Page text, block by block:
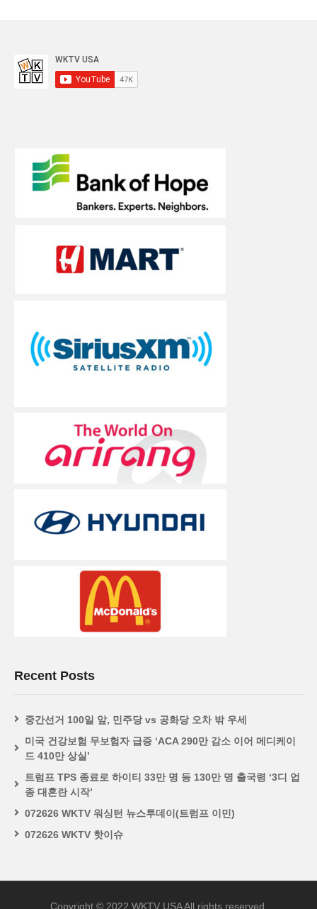
Recent Posts
중간선거 100일 앞, 민주당 vs 공화당 오차 밖 우세
미국 건강보험 무보험자 급증 ‘ACA 290만 감소 이어 메디케이
드 410만 상실’
트럼프 TPS 종료로 하이티 33만 명 등 130만 명 출국령 ‘3디 업
종 대혼란 시작’
072626 WKTV 워싱턴 뉴스투데이(트럼프 이민)
072626 WKTV 핫이슈
Copyright © 2022 WKTV USA All rights reserved.